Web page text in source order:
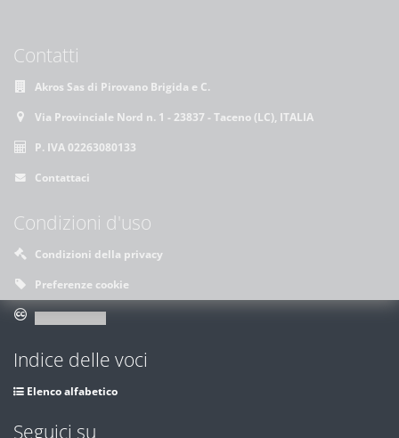
Contatti
Akros Sas di Pirovano Brigida e C.
Via Provinciale Nord n. 1 - 23837 - Taceno (LC), ITALIA
P. IVA 02263080133
Contattaci
Condizioni d'uso
Condizioni della privacy
Preferenze cookie
Indice delle voci
Elenco alfabetico
Seguici su